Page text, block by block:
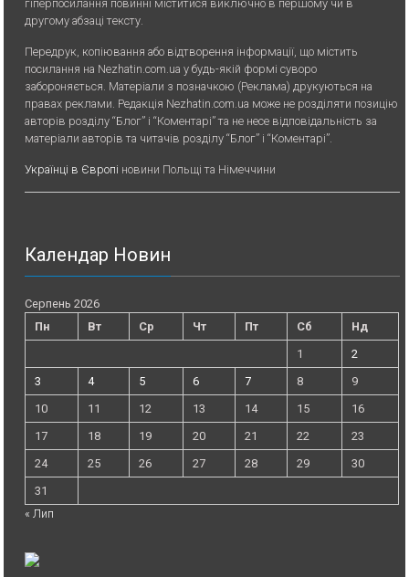
гіперпосилання повинні міститися виключно в першому чи в
другому абзаці тексту.
Передрук, копiювання або вiдтворення iнформацiї, що мiстить
посилання на Nezhatin.com.ua у будь-якiй формi суворо
забороняється. Матеріали з позначкою (Реклама) друкуються на
правах реклами. Редакція Nezhatin.com.ua може не розділяти позицію
авторів розділу “Блог” і “Коментарі” та не несе відповідальність за
матеріали авторів та читачів розділу “Блог” і “Коментарі”.
Українці в Європі новини Польщі та Німеччини
Календар Новин
Серпень 2026
Пн
Вт Ср Чт Пт Сб
Нд
1
2
3
4 5 6 7 8
9
10
11 12 13 14 15
16
17
18 19 20 21 22
23
24
25 26 27 28 29
30
31
« Лип